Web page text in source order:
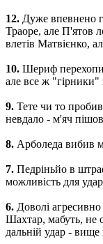
12. Дуже впевнено
Траоре, але П'ятов
влетів Матвієнко,
10. Шериф
але все ж "гірники"
9. Тете чи то
невдало - м'яч
8. Арболеда вибив
7. Педріньйо в
можливість для
6. Доволі
Шахтар, мабуть, не
дальній удар - вище